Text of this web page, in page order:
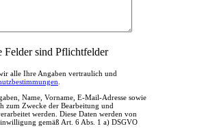
Felder sind Pflichtfelder
alle Ihre Angaben vertraulich und
Name, Vorname, E-Mail-Adresse sowie
zum Zwecke der Bearbeitung und
werden. Diese Daten werden von
gemäß Art. 6 Abs. 1 a) DSGVO